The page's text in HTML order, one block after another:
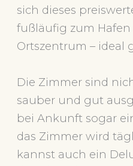
sich dieses
fußläufig zum
Ortszentrum – ideal
Die Zimmer sind
sauber und gut
bei Ankunft sogar
das Zimmer wird
kannst auch ein